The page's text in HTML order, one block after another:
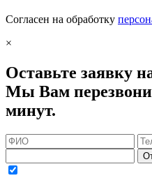
Согласен на обработку
×
Оставьте заявку
Мы Вам
минут.